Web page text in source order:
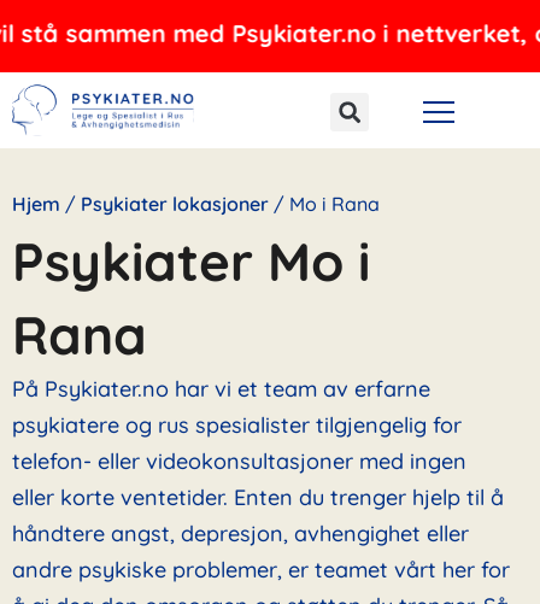
Hopp
til
innholdet
med Psykiater.no i nettverket, og
Hjem / Psykiater lokasjoner / Mo i Rana
Psykiater Mo i
Rana
På Psykiater.no har vi et team av erfarne
psykiatere og rus spesialister tilgjengelig for
telefon- eller videokonsultasjoner med ingen
eller korte ventetider. Enten du trenger hjelp til å
håndtere angst, depresjon, avhengighet eller
andre psykiske problemer, er teamet vårt her for